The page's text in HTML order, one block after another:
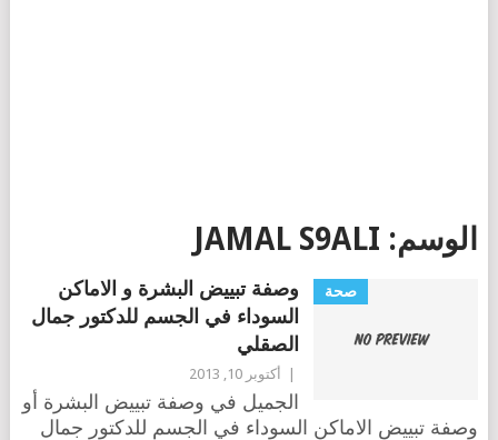
الوسم: JAMAL S9ALI
صحة
وصفة تبييض البشرة و الاماكن
السوداء في الجسم للدكتور جمال
الصقلي
أكتوبر 10, 2013
الجميل في وصفة تبييض البشرة أو
وصفة تبييض الاماكن السوداء في الجسم للدكتور جمال